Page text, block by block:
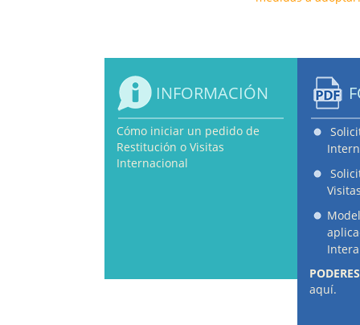
INFORMACIÓN
Cómo iniciar un pedido de
Restitución o Visitas
Internacional
aquí.